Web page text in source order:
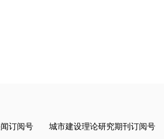
订阅号 城市建设理论研究期刊订阅号